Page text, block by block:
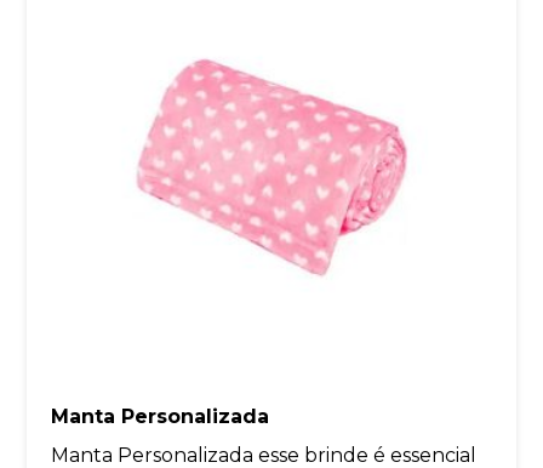
Manta Personalizada
Manta Personalizada esse brinde é essencial